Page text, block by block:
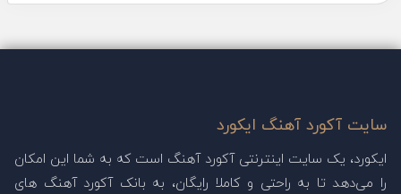
سایت آکورد آهنگ ایکورد
ایکورد، یک سایت اینترنتی آکورد آهنگ است که به شما این امکان
را می‌دهد تا به راحتی و کاملا رایگان، به بانک آکورد آهنگ های